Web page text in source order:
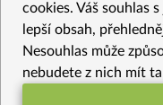
Vybrané recepty
Čokoládový cheesecake (bez
Zdravá křupavá granola s
cookies. Váš souhlas
lepší obsah,
Nesouhlas může
nebudete z nich mít